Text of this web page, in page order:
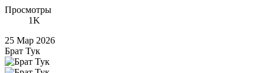
Просмотры
1K
25 Мар 2026
Брат Тук